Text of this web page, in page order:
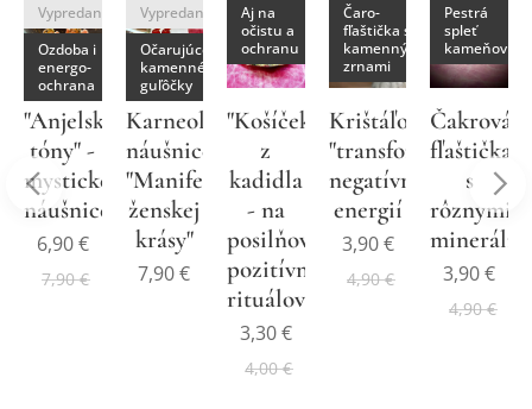
"Anjelské
tóny" -
mystické
náušnice
Vypredané
Ozdoba i
energo-
ochrana
6,90€
7,90€
Karneolové
náušnice
"Manifest
ženskej
krásy"
Vypredané
Očarujúce
kamenné
guľôčky
7,90€
"Košíček"
z
kadidla
- na
posilňovanie
pozitívnych
rituálov
Aj na
očistu a
ochranu
3,30€
4,00€
Krištáľový
"transformátor"
negatívnych
energií
Čaro-
fľaštička s
kamennými
zrnami
3,90€
4,90€
Čakrová
fľaštička
s
rôznymi
Pestrá
spleť
kameňov
3,90€
4,90€